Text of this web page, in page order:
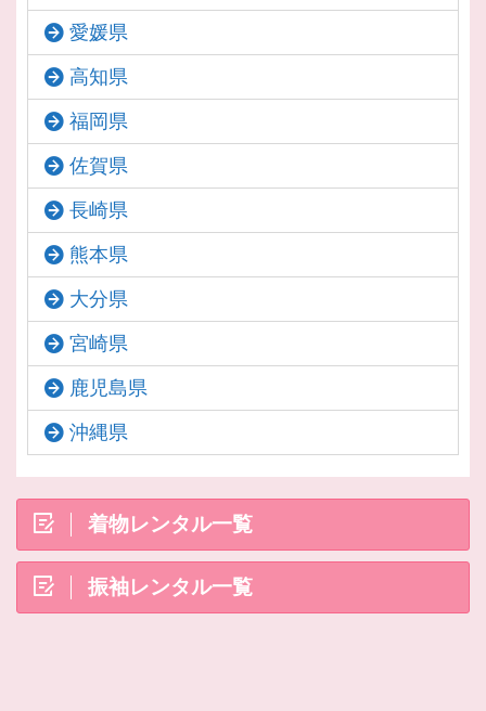
愛媛県
高知県
福岡県
佐賀県
長崎県
熊本県
大分県
宮崎県
鹿児島県
沖縄県
着物レンタル一覧
振袖レンタル一覧